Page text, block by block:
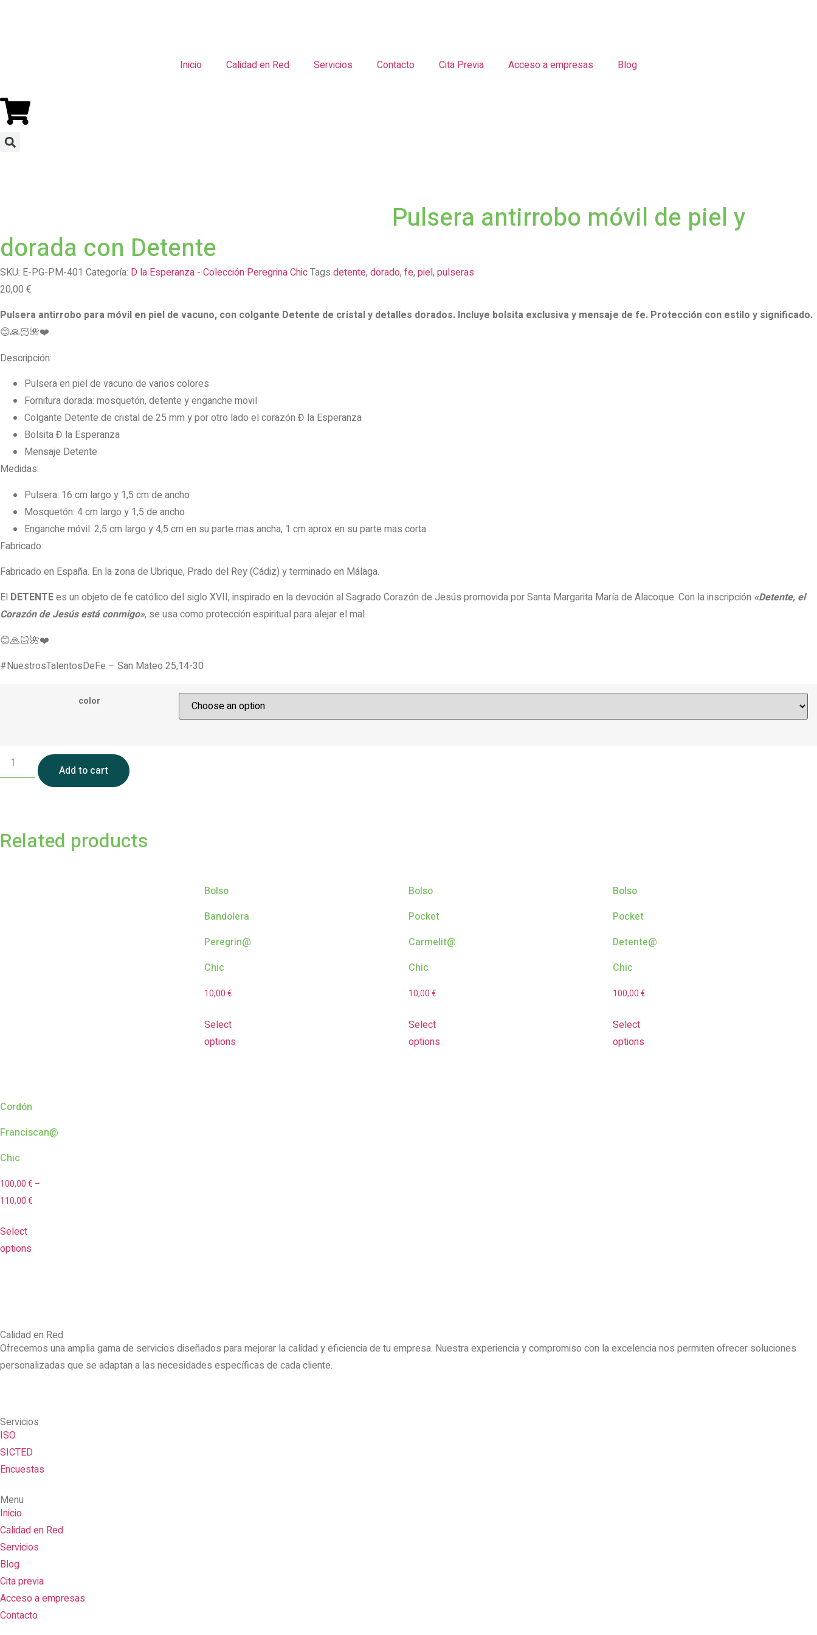
Inicio Calidad en Red Servicios Contacto Cita Previa Acceso a empresas Blog
Pulsera antirrobo móvil de piel y
dorada con Detente
SKU: E-PG-PM-401 Categoría: D la Esperanza - Colección Peregrina ChicTags detente, dorado, fe, piel, pulseras
20,00 €
Pulsera antirrobo para móvil en piel de vacuno, con colgante Detente de cristal y detalles dorados. Incluye bolsita exclusiva y mensaje de fe. Protección con estilo y significado.
😊🙏🏻🌺❤️
Descripción:
Pulsera en piel de vacuno de varios colores
Fornitura dorada: mosquetón, detente y enganche movil
Colgante Detente de cristal de 25 mm y por otro lado el corazón Đ la Esperanza
BolsitaĐ la Esperanza
Mensaje Detente
Medidas:
Pulsera: 16 cm largo y 1,5 cm de ancho
Mosquetón: 4 cm largo y 1,5 de ancho
Enganche móvil: 2,5 cm largo y 4,5 cm en su parte mas ancha, 1 cm aprox en su parte mas corta
Fabricado:
Fabricado en España. En la zona de Ubrique, Prado del Rey (Cádiz) y terminado en Málaga.
El DETENTEes un objeto de fe católico del siglo XVII, inspirado en la devoción al Sagrado Corazón de Jesús promovida por Santa Margarita María de Alacoque. Con la inscripción «Detente, el
Corazón de Jesús está conmigo», se usa como protección espiritual para alejar el mal.
😊🙏🏻🌺❤️
#NuestrosTalentosDeFe – San Mateo 25,14-30
color
Add to cart
Related products
Bolso
Bandolera
Peregrin@
Chic
10,00 €
Select
options
Bolso
Pocket
Carmelit@
Chic
10,00 €
Select
options
Bolso
Pocket
Detente@
Chic
100,00 €
Select
options
Cordón
Franciscan@
Chic
100,00 € –
110,00 €
Select
options
Calidad en Red
Ofrecemos una amplia gama de servicios diseñados para mejorar la calidad y eficiencia de tu empresa. Nuestra experiencia y compromiso con la excelencia nos permiten ofrecer soluciones
personalizadas que se adaptan a las necesidades específicas de cada cliente.
Servicios
ISO
SICTED
Encuestas
Menu
Inicio
Calidad en Red
Servicios
Blog
Cita previa
Acceso a empresas
Contacto